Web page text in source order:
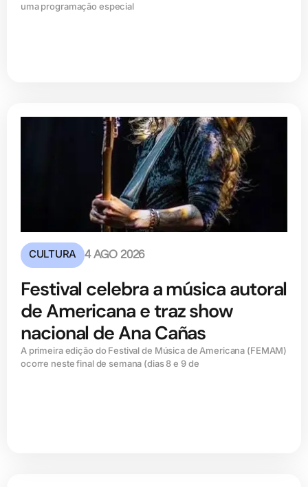
uma programação especial
CULTURA 4 AGO 2026
Festival celebra a música autoral
de Americana e traz show
nacional de Ana Cañas
A primeira edição do Festival de Música de Americana (FEMAM)
ocorre neste final de semana (dias 8 e 9 de